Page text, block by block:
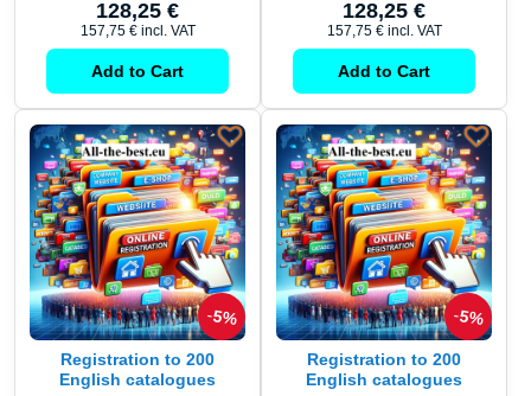
128,25 €
157,75 € incl. VAT
Add to Cart
128,25 €
157,75 € incl. VAT
Add to Cart
5%
Registration to 200
English catalogues
5%
Registration to 200
English catalogues